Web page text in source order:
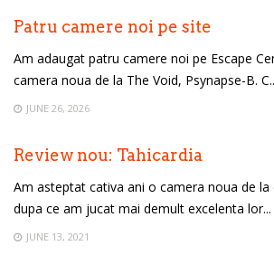
Patru camere noi pe site
Am adaugat patru camere noi pe Escape
camera noua de la The Void, Psynapse-B.
JUNE 26, 2026
Review nou: Tahicardia
Am asteptat cativa ani o camera noua de la
dupa ce am jucat mai demult excelenta lor...
JUNE 13, 2021